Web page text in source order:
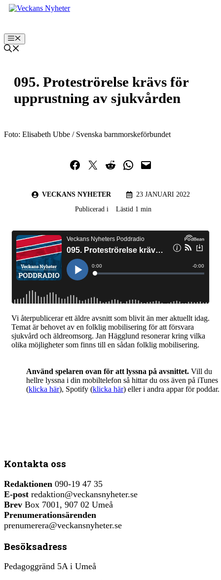
Hoppa
Meny
095. Proteströrelse krävs för
upprustning av sjukvården
Foto: Elisabeth Ubbe / Svenska barnmorskeförbundet
Dela på Facebook
Dela på TwitterDela på RedditDela i WhatsApp
Maila en länk
VECKANS NYHETER
23 JANUARI 2022
Publicerad i
Lästid 1 min
Vi återpublicerar ett äldre avsnitt som blivit än mer aktuellt idag.
Temat är behovet av en folklig mobilisering för att försvara
sjukvård och äldreomsorg. Jan Hägglund resonerar kring vilka
olika möjligheter som finns till en sådan folklig mobilisering.
Använd spelaren ovan för att lyssna på avsnittet. Vill du
hellre lyssna i din mobiltelefon så hittar du oss även på iTunes
(klicka här), Spotify (klicka här) eller i andra appar för poddar.
Kontakta oss
Redaktionen 090-19 47 35
E-post redaktion@veckansnyheter.se
Brev Box 7001, 907 02 Umeå
Prenumerationsärenden
prenumerera@veckansnyheter.se
Besöksadress
Pedagoggränd 5A i Umeå